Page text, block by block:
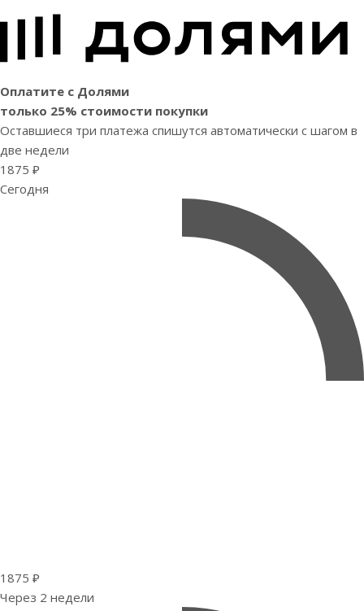
Оплатите с Долями
только 25% стоимости покупки
Оставшиеся три платежа спишутся автоматически с шагом в
две недели
1875 ₽
Сегодня
1875 ₽
Через 2 недели